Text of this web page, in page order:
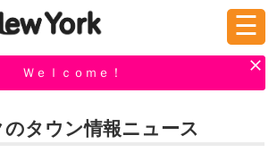
☰
Ｗｅｌｃｏｍｅ！
タウン情報ニュース